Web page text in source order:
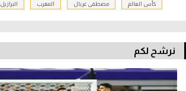
كأس العالم مصطفى غربال المغرب البرازيل
نرشح لكم